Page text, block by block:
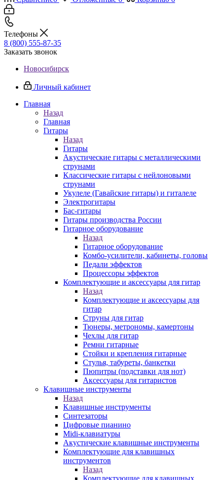
Телефоны
8 (800) 555-87-35
Заказать звонок
Новосибирск
Личный кабинет
Главная
Назад
Главная
Гитары
Назад
Гитары
Акустические гитары с металлическими
струнами
Классические гитары с нейлоновыми
струнами
Укулеле (Гавайские гитары) и гиталеле
Электрогитары
Бас-гитары
Гитары производства России
Гитарное оборудование
Назад
Гитарное оборудование
Комбо-усилители, кабинеты, головы
Педали эффектов
Процессоры эффектов
Комплектующие и аксессуары для гитар
Назад
Комплектующие и аксессуары для
гитар
Струны для гитар
Тюнеры, метрономы, камертоны
Чехлы для гитар
Ремни гитарные
Стойки и крепления гитарные
Стулья, табуреты, банкетки
Пюпитры (подставки для нот)
Аксессуары для гитаристов
Клавишные инструменты
Назад
Клавишные инструменты
Синтезаторы
Цифровые пианино
Midi-клавиатуры
Акустические клавишные инструменты
Комплектующие для клавишных
инструментов
Назад
Комплектующие для клавишных